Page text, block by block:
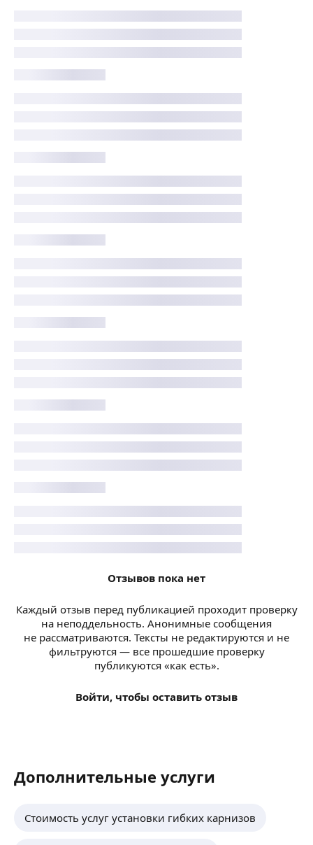
Отзывов пока нет
Каждый отзыв перед публикацией проходит проверку
на неподдельность. Анонимные сообщения
не рассматриваются. Тексты не редактируются и не
фильтруются — все прошедшие проверку
публикуются «как есть».
Войти, чтобы оставить отзыв
Дополнительные услуги
Стоимость услуг установки гибких карнизов